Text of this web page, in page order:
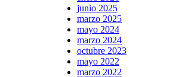
junio 2025
marzo 2025
mayo 2024
marzo 2024
octubre 2023
mayo 2022
marzo 2022